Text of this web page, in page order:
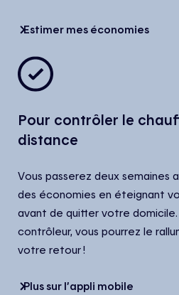
Estimer mes économies
Pour contrôler le
distance
Vous passerez deux semaines
des économies en éteignant
avant de quitter votre domicile.
contrôleur, vous pourrez le
votre retour !
Plus sur l’appli mobile